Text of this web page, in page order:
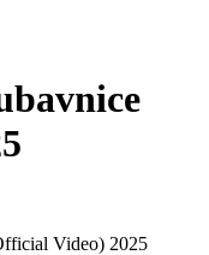
Video) 2025